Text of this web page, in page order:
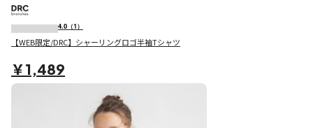
4.0 （1）
【WEB限定/DRC】シャーリングロゴ半袖Tシャツ
￥1,489